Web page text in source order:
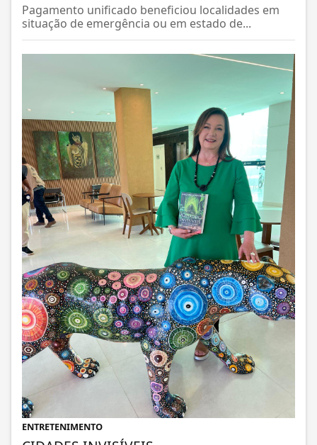
Pagamento unificado beneficiou localidades em
situação de emergência ou em estado de...
ENTRETENIMENTO